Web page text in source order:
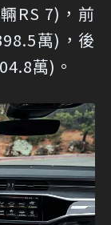
RS 7)，前
萬)，後
萬)。